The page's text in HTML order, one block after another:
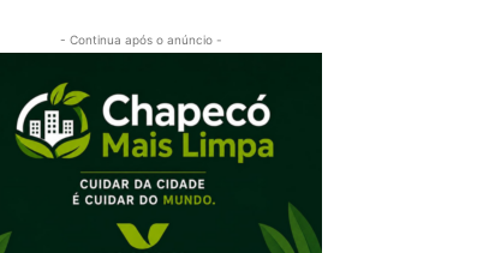
- Continua após o anúncio -